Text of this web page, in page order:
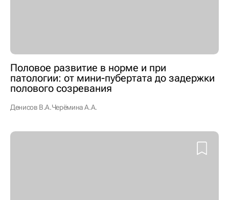
Половое развитие в норме и при
патологии: от мини-пубертата до задержки
полового созревания
Денисов В.А.Черёмина А.А.